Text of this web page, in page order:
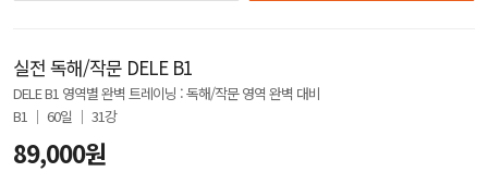
실전 독해/작문 DELE B1
DELE B1 영역별 완벽 트레이닝 : 독해/작문 영역 완벽 대비
B1 │ 60일 │ 31강
89,000원